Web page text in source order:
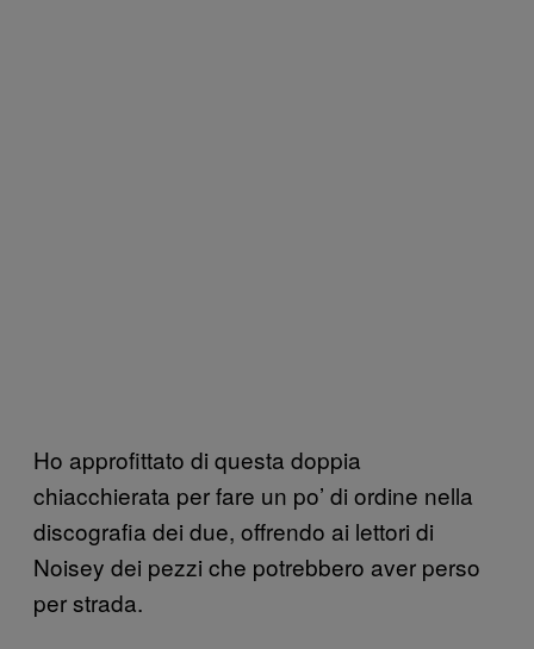
Ho approfittato di questa doppia
chiacchierata per fare un po’ di ordine nella
discografia dei due, offrendo ai lettori di
Noisey dei pezzi che potrebbero aver perso
per strada.